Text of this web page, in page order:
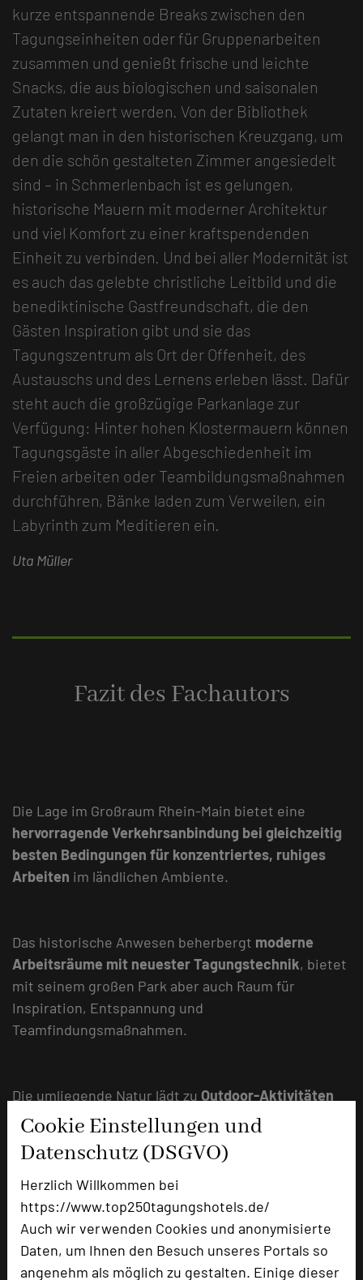
Cookie Einstellungen und
Datenschutz (DSGVO)
Herzlich Willkommen bei
https://www.top250tagungshotels.de/
Auch wir verwenden Cookies und anonymisierte
Daten, um Ihnen den Besuch unseres Portals so
angenehm als möglich zu gestalten. Einige dieser
kurze entspannende Breaks zwischen den
Tagungseinheiten oder für Gruppenarbeiten
zusammen und genießt frische und leichte
Snacks, die aus biologischen und saisonalen
Zutaten kreiert werden. Von der Bibliothek
gelangt man in den historischen Kreuzgang, um
den die schön gestalteten Zimmer angesiedelt
sind – in Schmerlenbach ist es gelungen,
historische Mauern mit moderner Architektur
und viel Komfort zu einer kraftspendenden
Einheit zu verbinden. Und bei aller Modernität ist
es auch das gelebte christliche Leitbild und die
benediktinische Gastfreundschaft, die den
Gästen Inspiration gibt und sie das
Tagungszentrum als Ort der Offenheit, des
Austauschs und des Lernens erleben lässt. Dafür
steht auch die großzügige Parkanlage zur
Verfügung: Hinter hohen Klostermauern können
Tagungsgäste in aller Abgeschiedenheit im
Freien arbeiten oder Teambildungsmaßnahmen
durchführen, Bänke laden zum Verweilen, ein
Labyrinth zum Meditieren ein.
Uta Müller
Fazit des Fachautors
Die Lage im Großraum Rhein-Main bietet eine
hervorragende Verkehrsanbindung bei gleichzeitig
besten Bedingungen für konzentriertes, ruhiges
Arbeiten im ländlichen Ambiente.
Das historische Anwesen beherbergt moderne
Arbeitsräume mit neuester Tagungstechnik, bietet
mit seinem großen Park aber auch Raum für
Inspiration, Entspannung und
Teamfindungsmaßnahmen.
Die umliegende Natur lädt zu Outdoor-Aktivitäten
direkt „vor der Haustür“
Uta Müller